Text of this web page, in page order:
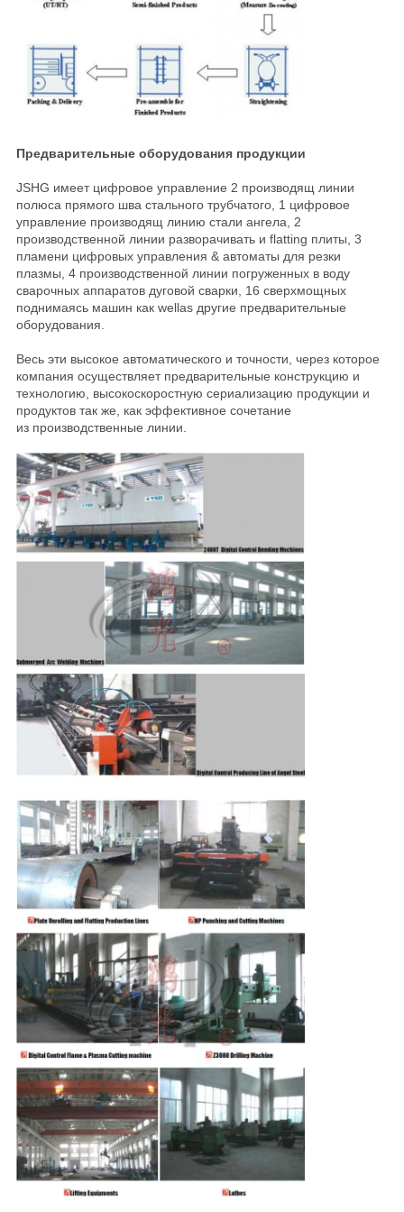
НАС
ПУТЕШЕСТВИЕ
ФАБРИКИ
ПРОВЕРКА
КАЧЕСТВА
СВЯЖИТЕСЬ
МЫ
НОВОСТИ
СПРОСИТЕ
ЦИТАТУ
КАРТА
САЙТА
ПОЛИТИКА
УЕДИНЕНИЯ
Предварительные оборудования продукции
JSHG имеет цифровое управление 2 производящ линии
полюса прямого шва стального трубчатого, 1 цифровое
управление производящ линию стали ангела, 2
производственной линии разворачивать и flatting плиты, 3
пламени цифровых управления & автоматы для резки
плазмы, 4 производственной линии погруженных в воду
сварочных аппаратов дуговой сварки, 16 сверхмощных
поднимаясь машин как wellas другие предварительные
оборудования.
Весь эти высокое автоматического и точности, через которое
компания осуществляет предварительные конструкцию и
технологию, высокоскоростную сериализацию продукции и
продуктов так же, как эффективное сочетание
из производственные линии.